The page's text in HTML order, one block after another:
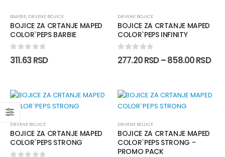
BARBIE, DRVENE BOJICE
BOJICE ZA CRTANJE MAPED
COLOR`PEPS BARBIE
0out of 5
311.63RSD
DRVENE BOJICE
BOJICE ZA CRTANJE MAPED
COLOR`PEPS INFINITY
0out of 5
277.20RSD–858.00RSD
DRVENE BOJICE
BOJICE ZA CRTANJE MAPED
COLOR`PEPS STRONG
DRVENE BOJICE
BOJICE ZA CRTANJE MAPED
COLOR`PEPS STRONG -
PROMO PACK